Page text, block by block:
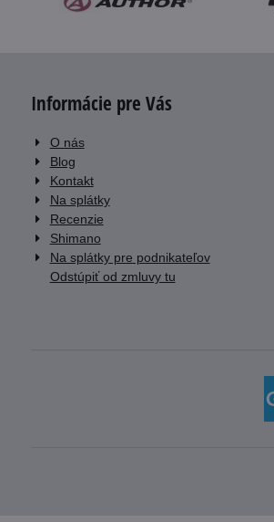
Informácie pre Vás
O nás
Blog
Kontakt
Na splátky
Recenzie
Shimano
Na splátky pre podnikateľov
Odstúpiť od zmluvy tu